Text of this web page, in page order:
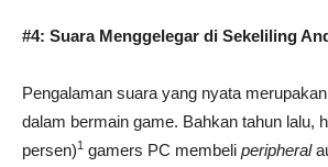
#4: Suara Menggelegar di Sekeliling
Pengalaman suara yang nyata
dalam bermain game. Bahkan tahun lalu,
persen)1 gamers PC membeli peripheral